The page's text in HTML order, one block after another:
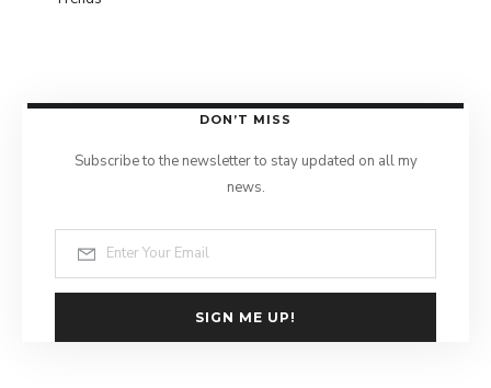
DON’T MISS
Subscribe to the newsletter to stay updated on all my
news.
SIGN ME UP!